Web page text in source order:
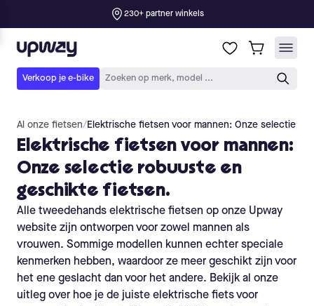
Al onze fietsen/Elektrische fietsen voor mannen: Onze selectie
Elektrische fietsen voor mannen:
Onze selectie robuuste en
geschikte fietsen.
Alle tweedehands elektrische fietsen op onze Upway
website zijn ontworpen voor zowel mannen als
vrouwen. Sommige modellen kunnen echter speciale
kenmerken hebben, waardoor ze meer geschikt zijn voor
het ene geslacht dan voor het andere. Bekijk al onze
uitleg over hoe je de juiste elektrische fiets voor